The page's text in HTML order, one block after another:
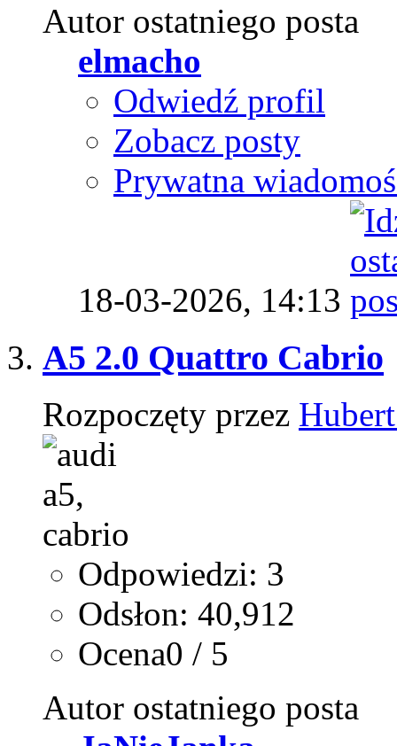
Autor ostatniego posta
elmacho
Odwiedź profil
Zobacz posty
Prywatna
18-03-2026, 14:13
A5 2.0 Quattro Cabrio
Rozpoczęty przez
Odpowiedzi: 3
Odsłon: 40,912
Ocena0 / 5
Autor ostatniego posta